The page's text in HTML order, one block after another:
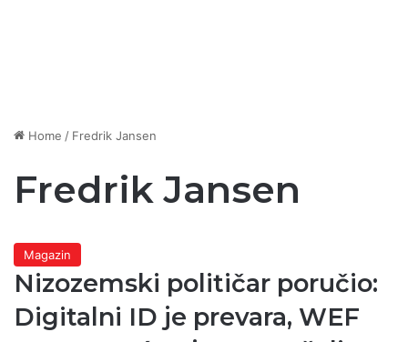
Home / Fredrik Jansen
Fredrik Jansen
Magazin
Nizozemski političar poručio:
Digitalni ID je prevara, WEF